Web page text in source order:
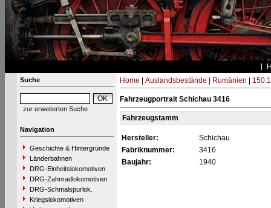
Suche
zur erweiterten Suche
Navigation
Geschichte & Hintergründe
Länderbahnen
DRG-Einheitslokomotiven
DRG-Zahnradlokomotiven
DRG-Schmalspurlok.
Kriegslokomotiven
Home Auslandsbestände Rumänien
Fahrzeugportrait Schichau 3416
Fahrzeugstamm
Hersteller:
Schichau
Fabriknummer:
3416
Baujahr:
1940